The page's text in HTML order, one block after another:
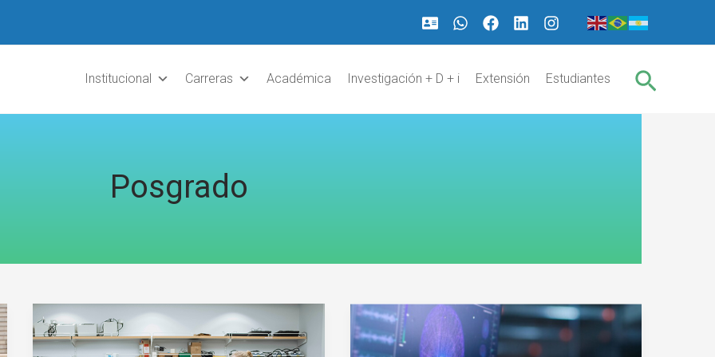
Institucional Carreras Académica Investigación + D + i Extensión Estudiantes Buscar
Posgrado
Nueva
cohorte
de
Charla
abierta
sobre